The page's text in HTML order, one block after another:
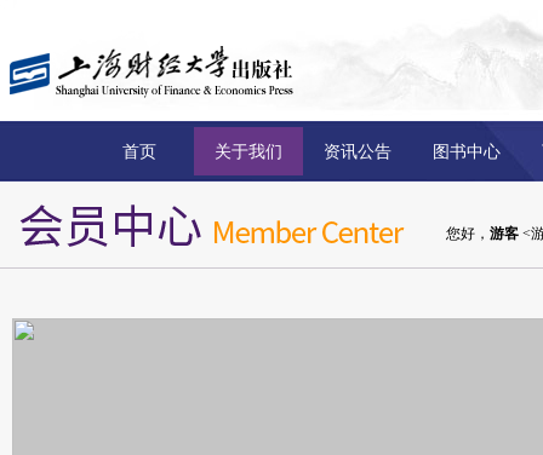
首页 关于我们 资讯公告 图书中心
您好， 游客 <